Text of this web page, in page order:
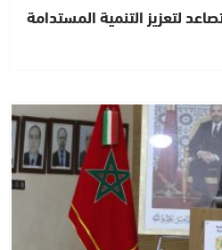
لتعزيز التنمية المستدامة